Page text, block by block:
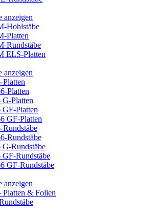
anzeigen
Hohlstäbe
Platten
Rundstäbe
ELS-Platten
anzeigen
Platten
Platten
G-Platten
GF-Platten
GF-Platten
Rundstäbe
Rundstäbe
G-Rundstäbe
GF-Rundstäbe
GF-Rundstäbe
anzeigen
Platten & Folien